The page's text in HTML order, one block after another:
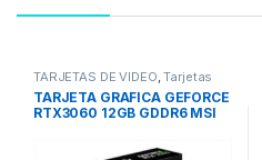
TARJETAS DE VIDEO,Tarjetas
Gamma Media , Tarjetas
Profesionales
TARJETA GRAFICA GEFORCE
RTX3060 12GB GDDR6 MSI